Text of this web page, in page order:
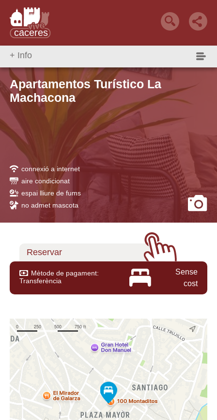
Qué Hacer alojamiento
+ Info
Apartamentos Turístico La
Machacona
connexió a internet
aire condicionat
espai lliure de fums
no admet mascota
Reservar
Mètode de pagament:
Transferència
Sense
cost